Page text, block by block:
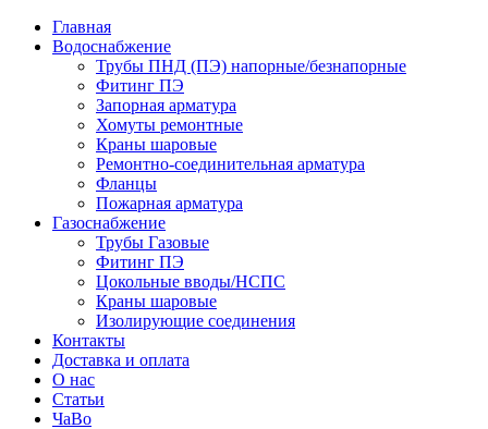
Главная
Водоснабжение
Трубы ПНД (ПЭ) напорные/безнапорные
Фитинг ПЭ
Запорная арматура
Хомуты ремонтные
Краны шаровые
Ремонтно-соединительная арматура
Фланцы
Пожарная арматура
Газоснабжение
Трубы Газовые
Фитинг ПЭ
Цокольные вводы/НСПС
Краны шаровые
Изолирующие соединения
Контакты
Доставка и оплата
О нас
Статьи
ЧаВо